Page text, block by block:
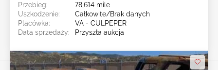
Przebieg:
78,614 mile
Uszkodzenie:
Całkowite/Brak danych
Placówka:
VA - CULPEPER
Data sprzedaży:
Przyszła aukcja